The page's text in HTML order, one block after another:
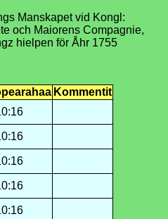
Manskapet vid Kongl:
och Maiorens Compagnie,
hielpen för Åhr 1755
Kommentit